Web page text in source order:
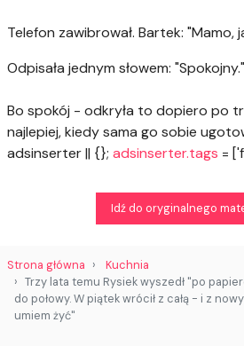
Telefon zawibrował. Bartek: "Mamo,
Odpisała jednym słowem: "Spokojny."
Bo spokój - odkryła to dopiero po
najlepiej, kiedy sama go sobie
adsinserter || {}; adsinserter.tags =
Idź do oryginalnego
Strona główna
Kuchnia
Trzy lata temu Rysiek wyszedł "po
do połowy. W piątek wrócił z całą - i z
umiem żyć"